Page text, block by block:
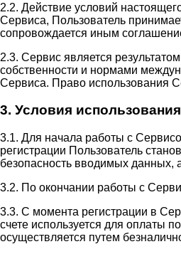
2.2. Действие условий
Сервиса, Пользователь
сопровождается иным
2.3. Сервис является
собственности и нормами
Сервиса. Право использования
3. Условия
3.1. Для начала работы с
регистрации Пользователь
безопасность вводимых данных,
3.2. По окончании работы с
3.3. С момента регистрации в
счете используется для оплаты
осуществляется путем